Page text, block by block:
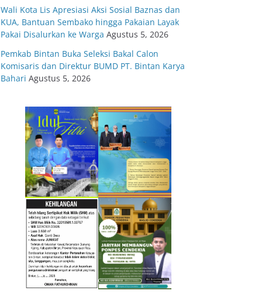
Wali Kota Lis Apresiasi Aksi Sosial Baznas dan
KUA, Bantuan Sembako hingga Pakaian Layak
Pakai Disalurkan ke Warga Agustus 5, 2026
Pemkab Bintan Buka Seleksi Bakal Calon
Komisaris dan Direktur BUMD PT. Bintan Karya
Bahari Agustus 5, 2026